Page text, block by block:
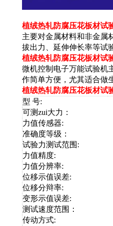
植绒热轧防腐压花板材试
主要对金属材料和非金属
拔出力、延伸伸长率等试
植绒热轧防腐压花板材试
微机控制电子万能试验机
作简单方便，尤其适合做
植绒热轧防腐压花板材试
型 号:
可测zui大力：
力值传感器:
准确度等级：
试验力测试范围:
力值精度:
力值分辨率:
位移示值误差:
位移分辩率:
变形示值误差:
测试速度范围：
传动方式: